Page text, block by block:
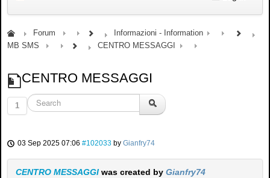
Forum
Informazioni - Information
MB SMS
CENTRO MESSAGGI
CENTRO MESSAGGI
1
03 Sep 2025 07:06 #102033 by Gianfry74
CENTRO MESSAGGI was created by Gianfry74